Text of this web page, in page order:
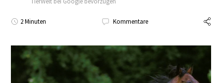
2 Minuten Kommentare